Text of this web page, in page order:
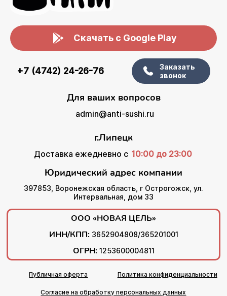
Скачать с Google Play
+7 (4742) 24-26-76
Заказать
звонок
Для ваших вопросов
admin@anti-sushi.ru
г.Липецк
Доставка ежедневно с 10:00 до 23:00
Юридический адрес компании
397853, Воронежская область, г Острогожск, ул.
Интервальная, дом 33
ООО «НОВАЯ ЦЕЛЬ»
ИНН/КПП: 3652904808/365201001
ОГРН: 1253600004811
Публичная оферта Политика конфиденциальности
Согласие на обработку персональных данных